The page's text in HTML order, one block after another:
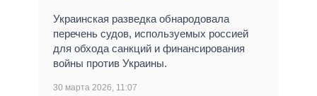
Украинская разведка обнародовала
перечень судов, используемых россией
для обхода санкций и финансирования
войны против Украины.
30 марта 2026, 11:07